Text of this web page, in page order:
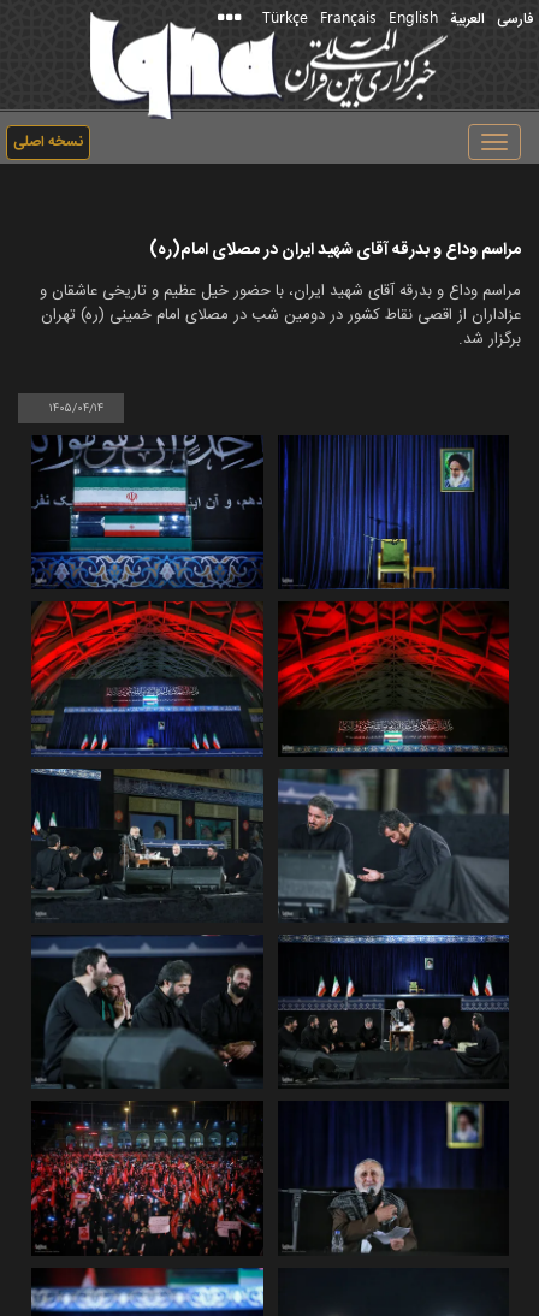
فارسی العربیة English
Français
Türkçe
نسخه اصلی
Toggle
navigation
مراسم وداع و بدرقه آقای شهید ایران در مصلای امام(ره)
مراسم وداع و بدرقه آقای شهید ایران، با حضور خیل عظیم و تاریخی عاشقان و
عزاداران از اقصی نقاط کشور در دومین شب در مصلای امام خمینی (ره) تهران
برگزار شد.
۱۴۰۵/۰۴/۱۴